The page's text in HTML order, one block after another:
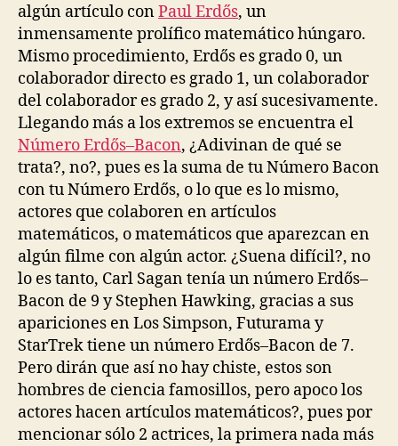
algún artículo conPaul Erdős, un
inmensamente prolífico matemático húngaro.
Mismo procedimiento, Erdős es grado 0, un
colaborador directo es grado 1, un colaborador
del colaborador es grado 2, y así sucesivamente.
Llegando más a los extremos se encuentra el
Número Erdős–Bacon, ¿Adivinan de qué se
trata?, no?, pues es la suma de tu Número Bacon
con tu Número Erdős, o lo que es lo mismo,
actores que colaboren en artículos
matemáticos, o matemáticos que aparezcan en
algún filme con algún actor. ¿Suena difícil?, no
lo es tanto, Carl Sagan tenía un número Erdős–
Bacon de 9 y Stephen Hawking, gracias a sus
apariciones en Los Simpson, Futurama y
StarTrek tiene un número Erdős–Bacon de 7.
Pero dirán que así no hay chiste, estos son
hombres de ciencia famosillos, pero apoco los
actores hacen artículos matemáticos?, pues por
mencionar sólo 2 actrices, la primera nada más